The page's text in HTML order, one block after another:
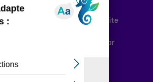
générales d’utilisation
d’accessibilité
Plan du site
développée en France par